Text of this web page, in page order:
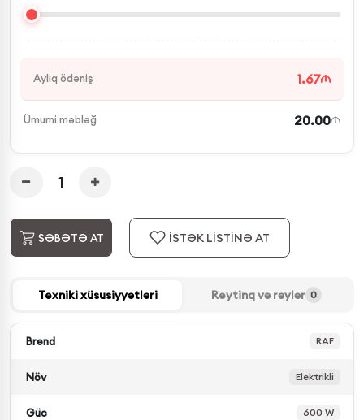
Aylıq ödəniş 1.67
Ümumi məbləğ 20.00
SƏBƏTƏ AT İSTƏK LİSTİNƏ AT
Texniki xüsusiyyətləri Reytinq və rəylər 0
Brend RAF
Növ Elektrikli
Güc 600 W